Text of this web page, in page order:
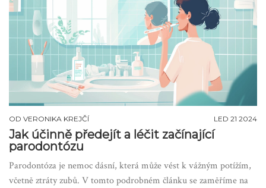
OD VERONIKA KREJČÍ LED 21 2024
Jak účinně předejít a léčit začínající
parodontózu
Parodontóza je nemoc dásní, která může vést k vážným potížím,
včetně ztráty zubů. V tomto podrobném článku se zaměříme na